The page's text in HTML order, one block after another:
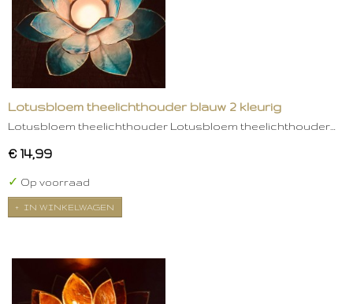
Lotusbloem theelichthouder blauw 2 kleurig
Lotusbloem theelichthouder Lotusbloem theelichthouder…
€ 14,99
✓ Op voorraad
IN WINKELWAGEN